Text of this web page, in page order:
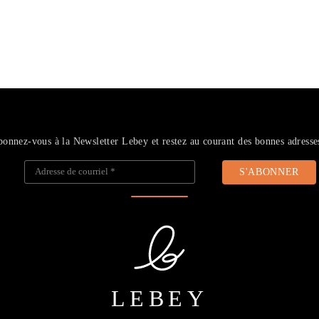
vous à la Newsletter Lebey et restez au courant des bonnes
Adresse de courriel*
LEBEY